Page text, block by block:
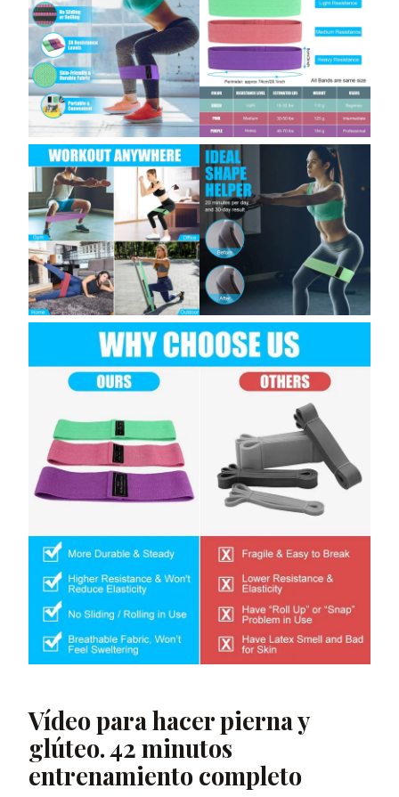
Vídeo para hacer pierna y
glúteo. 42 minutos
entrenamiento completo